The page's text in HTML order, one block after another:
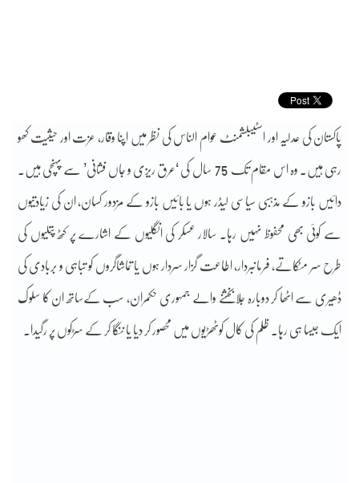
پاکستان کی عدلیہ اور اسٹیبلشمنٹ عوام الناس کی نظر میں اپنا وقار، عزت اور حیثیت کھو
رہی ہیں۔ وہ اس مقام تک 75 سال کی ‘عرق ریزی و جاں فشانی’ سے پہنچی ہیں۔
دائیں بازو کے مذہبی سیاسی لیڈر ہوں یا بائیں بازو کے مزدور کسان، ان کی زیادتیوں
سے کوئی بھی محفوظ نہیں رہا۔ سالار عسکر کی انگلیوں کے اشارے پر کٹھ پتلیوں کی
طرح سر مٹکاتے، فرمانبردار، اطاعت گزار سردار ہوں یا تماشاگروں کو تباہی و بربادی کی
ڈھیری سے اٹھا کر دوبارہ جلا بخشنے والے جمہوری حکمران، سب کےساتھ ان کا سلوک
ایک جیسا ہی رہا۔ ظلم کی کال کوٹھڑیوں میں محصور کر دیا یا ننگا کر کے سڑکوں پر رگیدا۔